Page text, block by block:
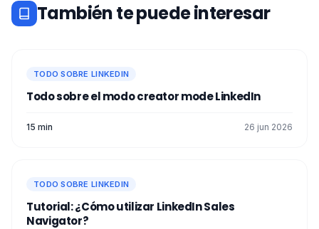
También te puede interesar
TODO SOBRE LINKEDIN
Todo sobre el modo creator mode LinkedIn
15 min 26 jun 2026
TODO SOBRE LINKEDIN
Tutorial: ¿Cómo utilizar LinkedIn Sales
Navigator?